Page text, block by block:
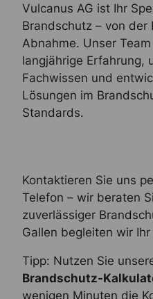
Vulcanus AG ist Ihr
Brandschutz – von der
Abnahme. Unser
langjährige Erfahrung,
Fachwissen und
Lösungen im
Standards.
Kontaktieren Sie uns
Telefon – wir beraten
zuverlässiger
Gallen begleiten wir
Tipp: Nutzen Sie
Brandschutz-
wenigen Minuten die